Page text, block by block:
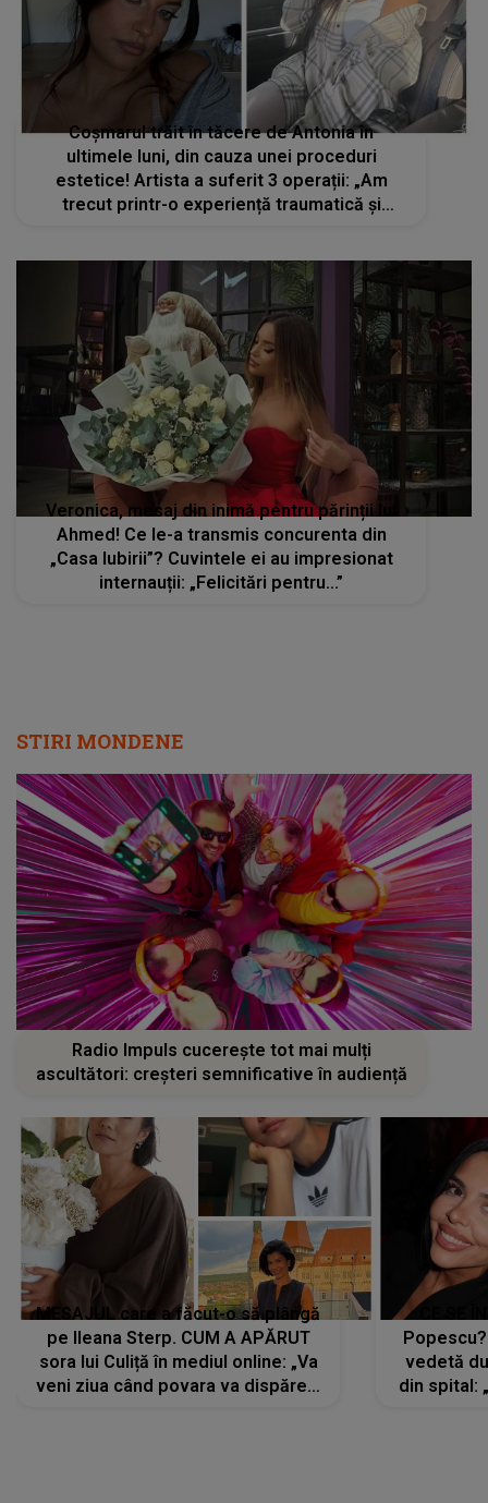
Coșmarul trăit în tăcere de Antonia în
ultimele luni, din cauza unei proceduri
estetice! Artista a suferit 3 operații: „Am
trecut printr-o experiență traumatică și
Veronica, mesaj din inimă pentru părinții lui
Ahmed! Ce le-a transmis concurenta din
„Casa Iubirii”? Cuvintele ei au impresionat
internauții: „Felicitări pentru...”
STIRI MONDENE
Radio Impuls cucerește tot mai mulți
ascultători: creșteri semnificative în audiență
MESAJUL care a făcut-o să plângă
pe Ileana Sterp. CUM A APĂRUT
sora lui Culiță în mediul online: „Va
veni ziua când povara va dispărea,
vedetă
din spital: